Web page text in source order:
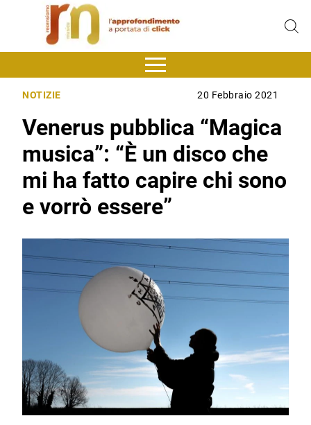
NOTIZIE 20 Febbraio 2021
Venerus pubblica “Magica
musica”: “È un disco che
mi ha fatto capire chi sono
e vorrò essere”